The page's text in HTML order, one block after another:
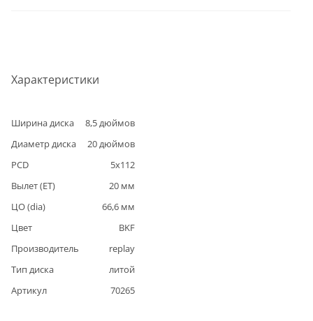
Характеристики
Ширина диска 8,5дюймов
Диаметр диска
20дюймов
PCD
5x112
Вылет (ET)
20 мм
ЦО (dia)
66,6 мм
Цвет
BKF
Производитель
replay
Тип диска
литой
Артикул
70265